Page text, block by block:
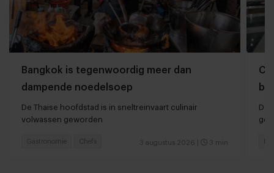
Bangkok is tegenwoordig meer dan
dampende noedelsoep
De Thaise hoofdstad is in sneltreinvaart culinair
volwassen geworden
3 augustus 2026 3 min
Gastronomie Chefs